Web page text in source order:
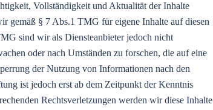
Vollständigkeit und Aktualität der Inhalte
gemäß § 7 Abs.1 TMG für eigene Inhalte auf diesen
sind wir als Diensteanbieter jedoch nicht
oder nach Umständen zu forschen, die auf eine
der Nutzung von Informationen nach den
ist jedoch erst ab dem Zeitpunkt der Kenntnis
Rechtsverletzungen werden wir diese Inhalte